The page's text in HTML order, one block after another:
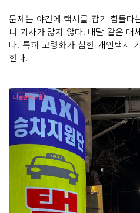
문제는 야간에 택시를 잡기 힘들다
니 기사가 많지 않다. 배달 같은 대
다. 특히 고령화가 심한 개인택시
한다.